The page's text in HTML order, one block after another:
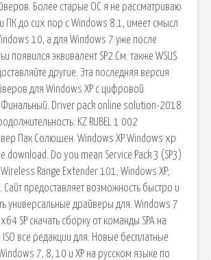
Более старые ОС я не рассматриваю
ПК до сих пор с Windows 8.1, имеет смысл
10, а для Windows 7 уже после
появился эквивалент SP2.См. также WSUS
другие. Эта последняя версия
для Windows XP с цифровой
Финальный. Driver pack online solution-2018
KZ RUBEL 1 002
Пак Солюшен. Windows XP Windows xp
download. Do you mean Service Pack 3 (SP3)
Range Extender 101; Windows XP;
Сайт предоставляет возможность быстро и
универсальные драйверы для. Windows 7
SP скачать сборку от команды SPA на
все редакции для. Новые бесплатные
7, 8, 10 и XP на русском языке по